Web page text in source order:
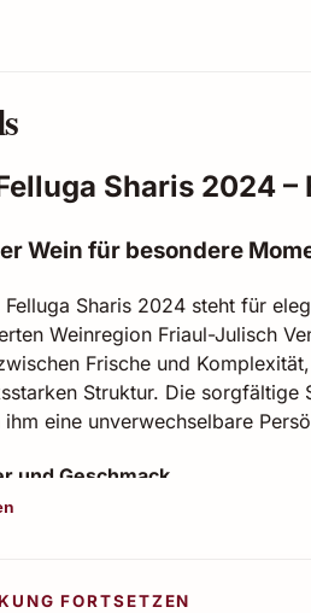
Sharis 2024
Wein für besondere
Sharis 2024 steht für
Weinregion Friaul-Julisch
Frische und
Struktur. Die sorgfältige
ihm eine unverwechselbare
und Geschmack
FORTSETZEN